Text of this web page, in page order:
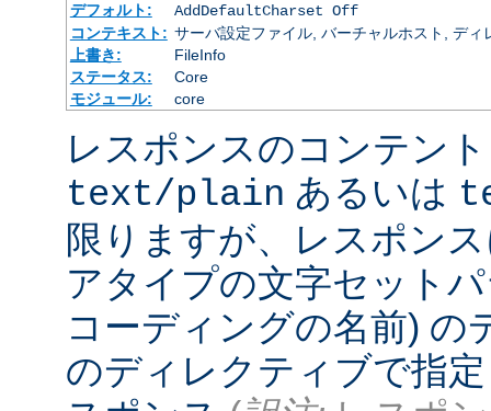
デフォルト:
AddDefaultCharset Off
コンテキスト: サーバ設定ファイル, バーチャルホスト, ディ
上書き:
FileInfo
ステータス:
Core
モジュール:
core
レスポンスのコンテン
text/plain あるいは
限りますが、レスポン
アタイプの文字セット
コーディングの名前) の
のディレクティブで指